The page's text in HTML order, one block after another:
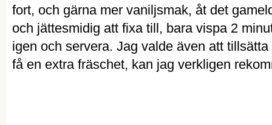
fort, och gärna mer vaniljsmak, åt det
och jättesmidig att fixa till, bara vispa 2
igen och servera. Jag valde även att
få en extra fräschet, kan jag verkligen